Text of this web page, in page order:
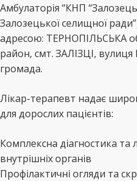
Амбулаторія “КНП
Залозецької селищної
адресою: ТЕРНОПІЛЬСЬКА
район, смт. ЗАЛІЗЦІ,
громада.
Лікар-терапевт надає
для дорослих пацієнтів:
Комплексна діагностика та
внутрішніх органів
Профілактичні огляди та